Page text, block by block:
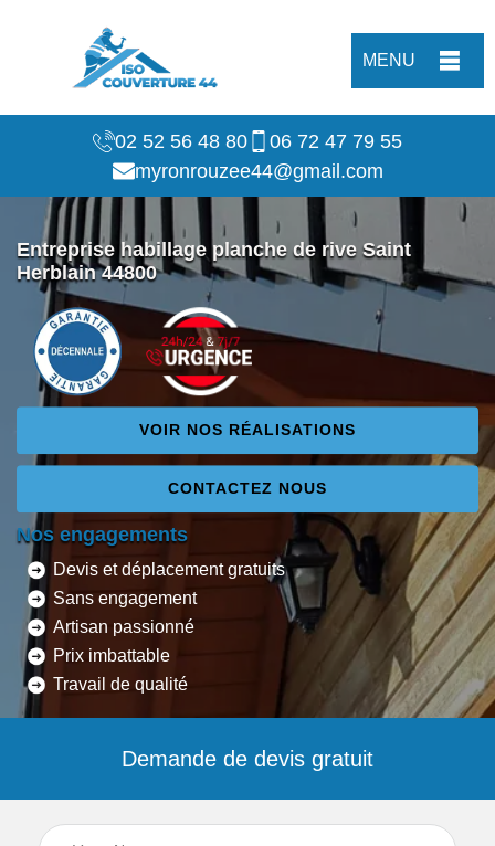
MENU
02 52 56 48 80
06 72 47 79 55
myronrouzee44@gmail.com
Entreprise habillage planche de rive Saint
Herblain 44800
VOIR NOS RÉALISATIONS
CONTACTEZ NOUS
Nos engagements
Devis et déplacement gratuits
Sans engagement
Artisan passionné
Prix imbattable
Travail de qualité
Demande de devis gratuit